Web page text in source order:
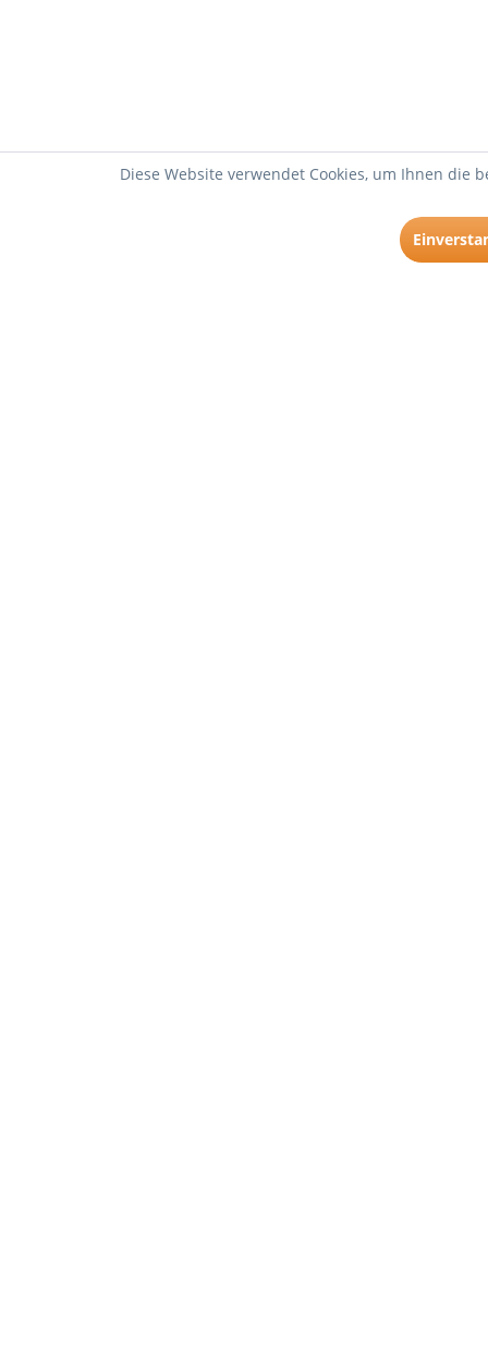
Diese Website verwendet Cookies, um Ihnen die